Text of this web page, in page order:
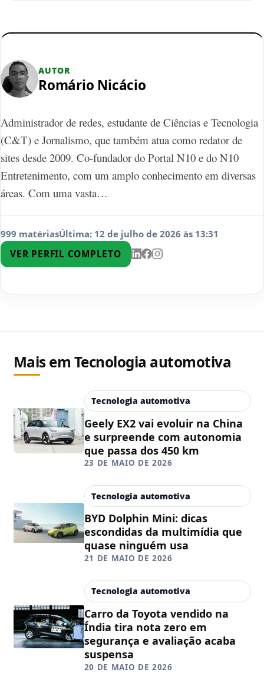
AUTOR
Romário Nicácio
Administrador de redes, estudante de Ciências e Tecnologia
(C&T) e Jornalismo, que também atua como redator de
sites desde 2009. Co-fundador do Portal N10 e do N10
Entretenimento, com um amplo conhecimento em diversas
áreas. Com uma vasta…
999 matériasÚltima: 12 de julho de 2026 às 13:31
VER PERFIL COMPLETO
Mais em Tecnologia automotiva
Tecnologia automotiva
Geely EX2 vai evoluir na China
e surpreende com autonomia
que passa dos 450 km
23 DE MAIO DE 2026
Tecnologia automotiva
BYD Dolphin Mini: dicas
escondidas da multimídia que
quase ninguém usa
21 DE MAIO DE 2026
Tecnologia automotiva
Carro da Toyota vendido na
Índia tira nota zero em
segurança e avaliação acaba
suspensa
20 DE MAIO DE 2026